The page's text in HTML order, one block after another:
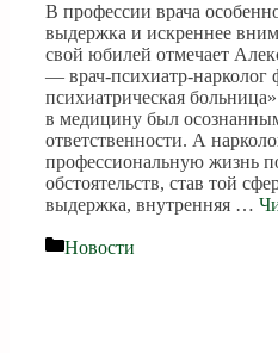
В профессии врача
выдержка и искреннее
свой юбилей отмечает
— врач-психиатр-нарколог
психиатрическая
в медицину был
ответственности. А
профессиональную жизнь
обстоятельств, став той
выдержка, внутренняя …
Рубрики
Новости